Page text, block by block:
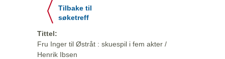
Tilbake til
søketreff
Tittel:
Fru Inger til Østråt : skuespil i fem akter /
Henrik Ibsen